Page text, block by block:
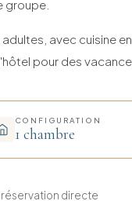
groupe.
avec cuisine
pour des
CONFIGURATION
1 chambre
réservation directe